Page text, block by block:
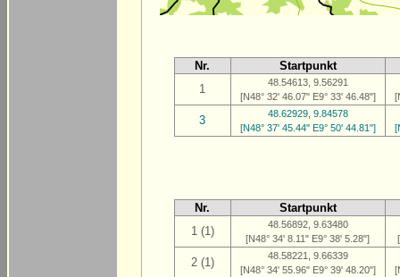
Nr.
Startpunkt
1
48.54613, 9.56291
[N48° 32' 46.07" E9° 33' 46.48"]
3
48.62929, 9.84578
[N48° 37' 45.44" E9° 50' 44.81"]
Nr.
Startpunkt
1 (1)
48.56892, 9.63480
[N48° 34' 8.11" E9° 38' 5.28"]
2 (1)
48.58221, 9.66339
[N48° 34' 55.96" E9° 39' 48.20"]